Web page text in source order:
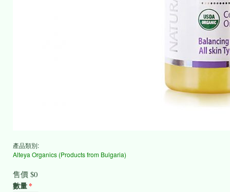
產品類別:
Alteya Organics (Products from Bulgaria)
售價 $0
數量*